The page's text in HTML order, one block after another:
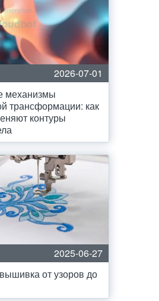
2026-07-01
механизмы
трансформации: как
контуры
2025-06-27
от узоров до